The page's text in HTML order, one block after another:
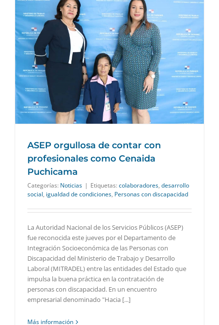
ASEP orgullosa de contar con
profesionales como Cenaida
Puchicama
Categorías: Noticias | Etiquetas: colaboradores, desarrollo
social, igualdad de condiciones, Personas con discapacidad
La Autoridad Nacional de los Servicios Públicos (ASEP)
fue reconocida este jueves por el Departamento de
Integración Socioeconómica de las Personas con
Discapacidad del Ministerio de Trabajo y Desarrollo
Laboral (MITRADEL) entre las entidades del Estado que
impulsa la buena práctica en la contratación de
personas con discapacidad. En un encuentro
empresarial denominado "Hacia [...]
Más información